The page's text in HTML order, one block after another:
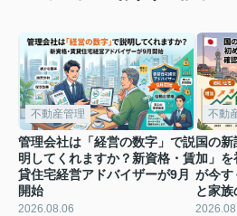
不動産管理
管理会社は「経営の数字」で説
明してくれますか？新資格・賃
貸住宅経営アドバイザーが9月
開始
2026.08.06
不動
国の
加」
が今す
と家